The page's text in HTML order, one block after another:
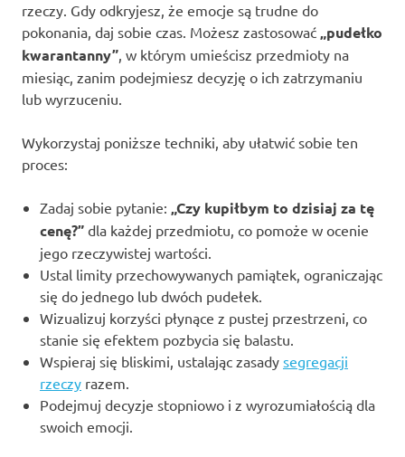
rzeczy. Gdy odkryjesz, że emocje są trudne do
pokonania, daj sobie czas. Możesz zastosować „pudełko
kwarantanny” , w którym umieścisz przedmioty na
miesiąc, zanim podejmiesz decyzję o ich zatrzymaniu
lub wyrzuceniu.
Wykorzystaj poniższe techniki, aby ułatwić sobie ten
proces:
Zadaj sobie pytanie: „Czy kupiłbym to dzisiaj za tę
cenę?” dla każdej przedmiotu, co pomoże w ocenie
jego rzeczywistej wartości.
Ustal limity przechowywanych pamiątek, ograniczając
się do jednego lub dwóch pudełek.
Wizualizuj korzyści płynące z pustej przestrzeni, co
stanie się efektem pozbycia się balastu.
Wspieraj się bliskimi, ustalając zasady segregacji
rzeczy razem.
Podejmuj decyzje stopniowo i z wyrozumiałością dla
swoich emocji.